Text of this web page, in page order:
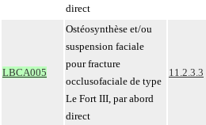
direct
LBCA005
Ostéosynthèse et/ou
suspension faciale
pour fracture
occlusofaciale de type
Le Fort III, par abord
direct
11.2.3.3